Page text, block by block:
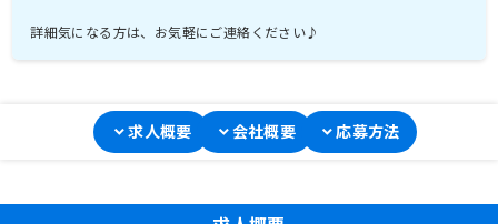
詳細気になる方は、お気軽にご連絡ください♪
求人概要 会社概要 応募方法